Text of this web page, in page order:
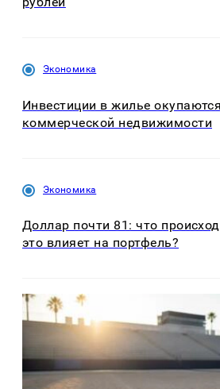
Экономика
Инвестиции в жилье
коммерческой недвижимости
Экономика
Доллар почти 81: что
это влияет на портфель?